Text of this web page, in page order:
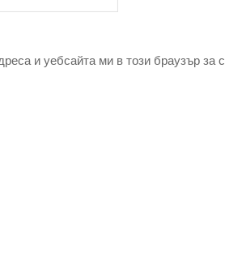
и уебсайта ми в този браузър за